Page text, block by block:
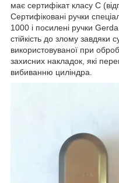
має сертифікат класу С
Сертифіковані ручки
1000 і посилені ручки
стійкість до злому завдяки
використовуваної при
захисних накладок, які
вибиванню циліндра.